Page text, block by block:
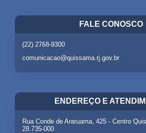
FALE CONOSCO
(22) 2768-9300
comunicacao@quissama.rj.gov.br
ENDEREÇO E
Rua Conde de Araruama, 425 - Centro
28.735-000